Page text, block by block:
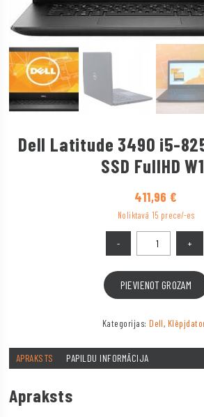
Dell Latitude 3490 i5-
SSD FullHD
411,96€
Noliktavā 15 prece/-es
PIEVIENOT GROZAM
Kategorijas: Dell,
APRAKSTS PAPILDU INFORMĀCIJA
Apraksts